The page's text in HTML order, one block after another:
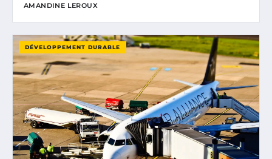
AMANDINE LEROUX
DÉVELOPPEMENT DURABLE